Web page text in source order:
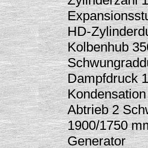
HD-
Kolbenhub
Dampfdruck
Abtrieb 2
1900/1750
Generator